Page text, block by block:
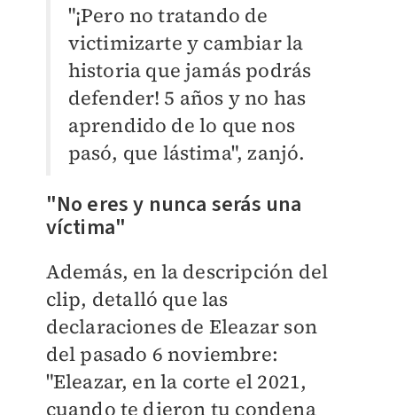
"¡Pero no tratando de
victimizarte y cambiar la
historia que jamás podrás
defender! 5 años y no has
aprendido de lo que nos
pasó, que lástima", zanjó.
"No eres y nunca serás una
víctima"
Además, en la descripción del
clip, detalló que las
declaraciones de Eleazar son
del pasado 6 noviembre:
"Eleazar, en la corte el 2021,
cuando te dieron tu condena